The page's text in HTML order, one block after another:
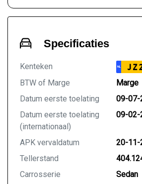
Specificaties
Kenteken NL
BTW of Marge
Marge
Datum eerste toelating
09-07-
Datum eerste toelating
(internationaal)
09-02-
APK vervaldatum
20-11-
Tellerstand
Carrosserie
Sedan